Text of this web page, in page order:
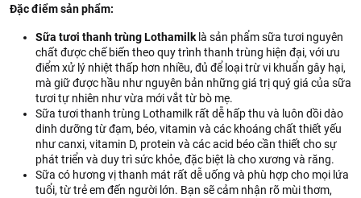
Đặc điểm sản phẩm:
Sữa tươi thanh trùng Lothamilk là sản phẩm sữa tươi nguyên
chất được chế biến theo quy trình thanh trùng hiện đại, với ưu
điểm xử lý nhiệt thấp hơn nhiều, đủ để loại trừ vi khuẩn gây hại,
mà giữ được hầu như nguyên bản những giá trị quý giá của sữa
tươi tự nhiên như vừa mới vắt từ bò mẹ.
Sữa tươi thanh trùng Lothamilk rất dễ hấp thu và luôn dồi dào
dinh dưỡng từ đạm, béo, vitamin và các khoáng chất thiết yếu
như canxi, vitamin D, protein và các acid béo cần thiết cho sự
phát triển và duy trì sức khỏe, đặc biệt là cho xương và răng.
Sữa có hương vị thanh mát rất dễ uống và phù hợp cho mọi lứa
tuổi, từ trẻ em đến người lớn. Bạn sẽ cảm nhận rõ mùi thơm,